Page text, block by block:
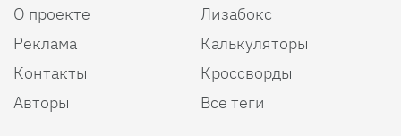
О проекте
Реклама
Контакты
Авторы
Лизабокс
Калькуляторы
Кроссворды
Все теги